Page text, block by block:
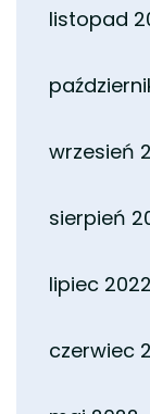
listopad
wrzesień
sierpień
lipiec 2022
czerwiec